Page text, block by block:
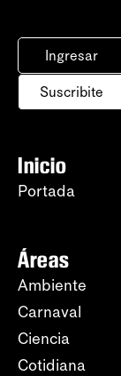
Ingresar
Suscribite
Inicio
Portada
Áreas
Ambiente
Carnaval
Ciencia
Cotidiana